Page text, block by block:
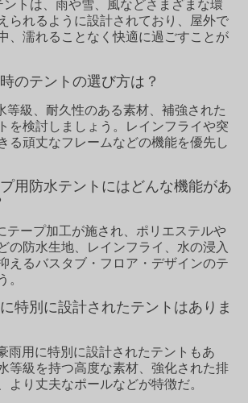
ントは、雨や雪、風などさまざまな環
られるように設計されており、屋外で
、濡れることなく快適に過ごすことが
のテントの選び方は？
等級、耐久性のある素材、補強された
を検討しましょう。レインフライや突
る頑丈なフレームなどの機能を優先し
用防水テントにはどんな機能があ
テープ加工が施され、ポリエステルや
の防水生地、レインフライ、水の浸入
えるバスタブ・フロア・デザインのテ
。
特別に設計されたテントはありま
雨用に特別に設計されたテントもあ
等級を持つ高度な素材、強化された排
より丈夫なポールなどが特徴だ。